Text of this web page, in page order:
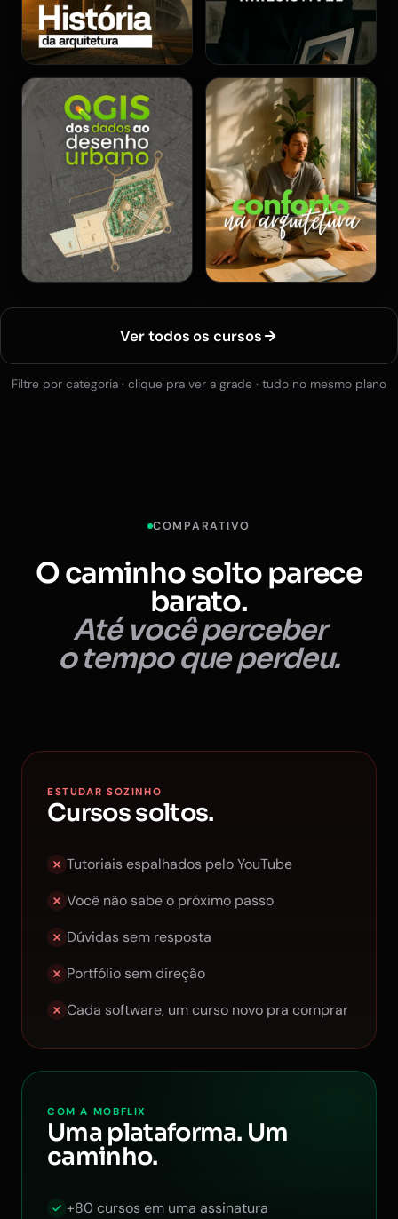
Ver todos os cursos
Filtre por categoria · clique pra ver a grade · tudo no mesmo plano
COMPARATIVO
O caminho solto parece
barato.
Até você perceber
o tempo que perdeu.
ESTUDAR SOZINHO
Cursos soltos.
Tutoriais espalhados pelo YouTube
Você não sabe o próximo passo
Dúvidas sem resposta
Portfólio sem direção
Cada software, um curso novo pra comprar
COM A MOBFLIX
Uma plataforma. Um
caminho.
+80 cursos em uma assinatura